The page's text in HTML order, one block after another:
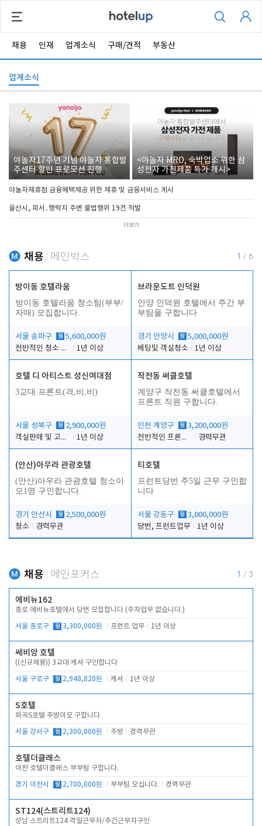
채용 인재 업계소식 구매/견적 부동산
업계소식
야놀자17주년 기념 야놀자 통합발
주센터 할인 프로모션 진행
<야놀자 MRO, 숙박업소 위한 삼
성전자 가전제품 특가 개시>
야놀자제휴점 금융혜택제공 위한 제휴 및 금융서비스 게시
울산시, 피서․행락지 주변 불법행위 19건 적발
더보기
채용 메인박스 1 / 6
방이동 호텔라움
방이동 호텔라움 청소팀(부부/
자매) 모집합니다.
서울 송파구 월 5,600,000원
전반적인 청소 업무(객실청소.객실정리)
1년 이상
브라운도트 인덕원
안양 인덕원 호텔에서 주간 부
부팀을 구합니다
경기 안양시 월 5,000,000원
베팅및 객실청소
1년 이상
호텔 디 아티스트 성신여대점
3교대 프론트(격,비,비)
서울 성북구 월 2,900,000원
객실판매 및 고객응대
1년 이상
작전동 써클호텔
계양구 작전동 써클호텔에서
프론트 직원 구합니다.
인천 계양구 월 3,200,000원
전반적인 프론트 업무
경력무관
(안산)아우라 관광호텔
(안산)아우라 관광호텔 청소이
모1명 구인합니다.
경기 안산시 월 2,500,000원
청소
경력무관
티호텔
프런트당번 주5일 근무 구인합
니다
서울 강동구 월 3,000,000원
당번, 프런트업무
1년 이상
채용 메인포커스 1 / 3
에비뉴162
종로 에비뉴호텔에서 당번 모집합니다.(주차업무 없습니다.)
서울 종로구 월 3,300,000원 프런트 업무 1년 이상
쎄비앙 호텔
((신규채용)) 3교대 캐셔 구인합니다
서울 구로구 월 2,948,820원 캐셔 1년 이상
S호텔
화곡S호텔 주방이모 구합니다
서울 강서구 월 2,300,000원 주방 경력무관
호텔더클래스
이천 호텔더클래스 부부팀 구합니다.
경기 이천시 월 2,700,000원 부부팀 모십니다. 경력무관
ST124(스트리트124)
성남 스트리트124 격일근무자/주간근무자구인